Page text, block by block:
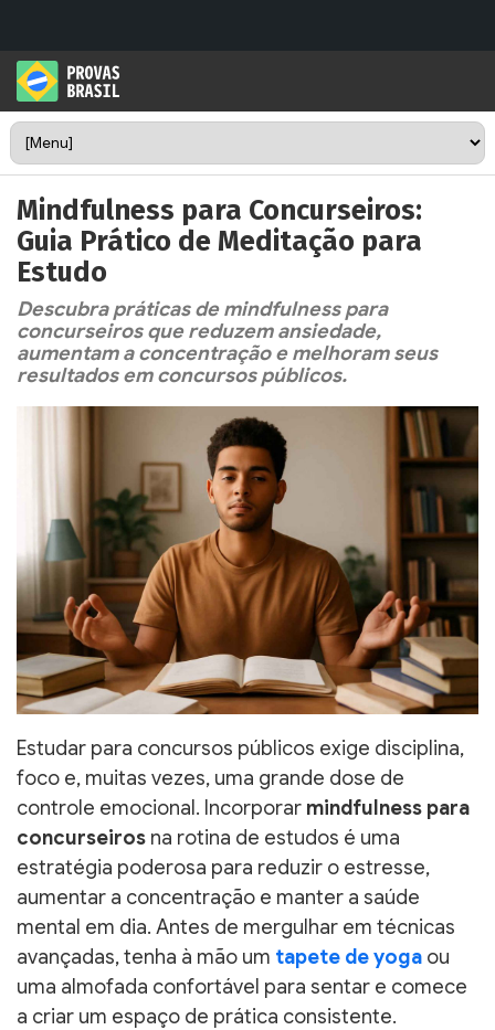
Mindfulness para Concurseiros:
Guia Prático de Meditação para
Estudo
Descubra práticas de mindfulness para
concurseiros que reduzem ansiedade,
aumentam a concentração e melhoram seus
resultados em concursos públicos.
Estudar para concursos públicos exige disciplina,
foco e, muitas vezes, uma grande dose de
controle emocional. Incorporar mindfulness para
concurseiros na rotina de estudos é uma
estratégia poderosa para reduzir o estresse,
aumentar a concentração e manter a saúde
mental em dia. Antes de mergulhar em técnicas
avançadas, tenha à mão um tapete de yoga ou
uma almofada confortável para sentar e comece
a criar um espaço de prática consistente.